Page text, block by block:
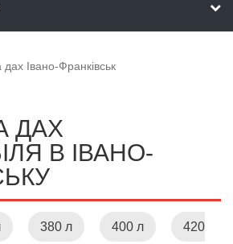
дах Івано-Франківськ
ДАХ
В ІВАНО-
380 л 400 л 420